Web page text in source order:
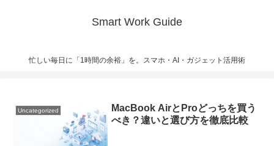
Smart Work Guide
忙しい毎日に「1時間の余裕」を。スマホ・AI・ガジェット活用術
Uncategorized
MacBook AirとProどっちを買う
べき？違いと選び方を徹底比較